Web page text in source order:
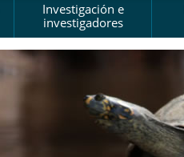
Investigación e
investigadores